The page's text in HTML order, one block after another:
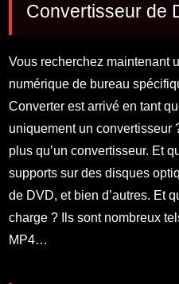
Convertisseur de
Vous recherchez maintenant
numérique de bureau
Converter est arrivé en tant
uniquement un convertisseur
plus qu’un convertisseur. Et
supports sur des disques
de DVD, et bien d’autres. Et
charge ? Ils sont nombreux
MP4…